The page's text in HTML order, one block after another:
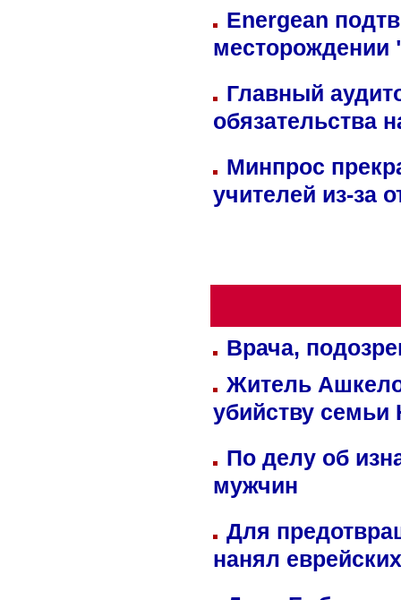
Energean
Главный
обязательства
Минпрос
учителей из-за
Врача,
Житель
убийству семьи
По делу об
мужчин
Для
нанял